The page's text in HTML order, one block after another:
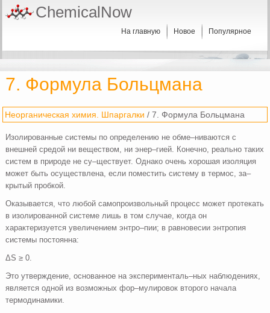
ChemicalNow
На главную Новое Популярное
7. Формула Больцмана
Неорганическая химия. Шпаргалки / 7. Формула Больцмана
Изолированные системы по определению не обме–ниваются с
внешней средой ни веществом, ни энер–гией. Конечно, реально таких
систем в природе не су–ществует. Однако очень хорошая изоляция
может быть осуществлена, если поместить систему в термос, за–
крытый пробкой.
Оказывается, что любой самопроизвольный процесс может протекать
в изолированной системе лишь в том случае, когда он
характеризуется увеличением энтро–пии; в равновесии энтропия
системы постоянна:
ΔS ≥ 0.
Это утверждение, основанное на эксперименталь–ных наблюдениях,
является одной из возможных фор–мулировок второго начала
термодинамики.